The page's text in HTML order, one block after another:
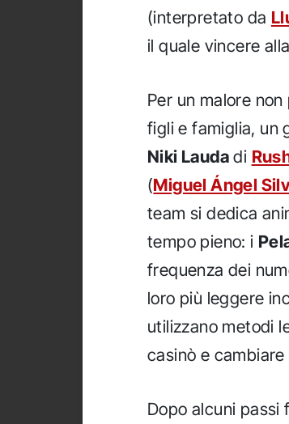
(interpretato da
il quale vincere
Per un malore
figli e famiglia, un
Niki Lauda di
(Miguel Ángel
team si dedica
tempo pieno: i
frequenza dei
loro più leggere
utilizzano metodi
casinò e
Dopo alcuni passi